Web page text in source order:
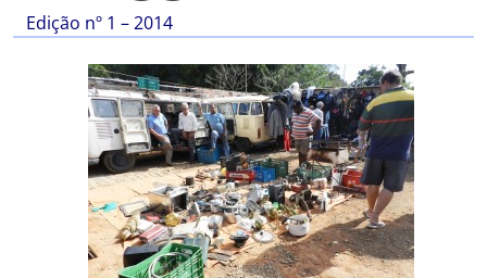
Edição nº 1 – 2014